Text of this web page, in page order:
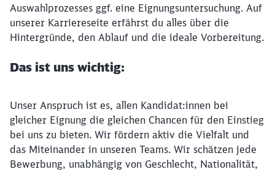
Auswahlprozesses ggf. eine Eignungsuntersuchung. Auf
unserer Karriereseite erfährst du alles über die
Hintergründe, den Ablauf und die ideale Vorbereitung.
Das ist uns wichtig:
Unser Anspruch ist es, allen Kandidat:innen bei
gleicher Eignung die gleichen Chancen für den Einstieg
bei uns zu bieten. Wir fördern aktiv die Vielfalt und
das Miteinander in unseren Teams. Wir schätzen jede
Bewerbung, unabhängig von Geschlecht, Nationalität,